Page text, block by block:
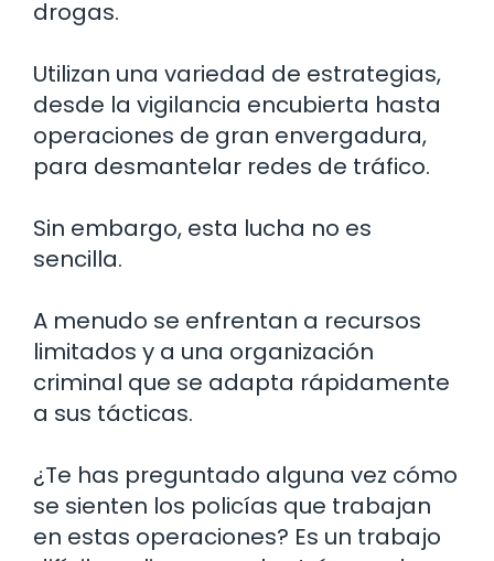
drogas.
Utilizan una variedad de estrategias,
desde la vigilancia encubierta hasta
operaciones de gran envergadura,
para desmantelar redes de tráfico.
Sin embargo, esta lucha no es
sencilla.
A menudo se enfrentan a recursos
limitados y a una organización
criminal que se adapta rápidamente
a sus tácticas.
¿Te has preguntado alguna vez cómo
se sienten los policías que trabajan
en estas operaciones? Es un trabajo